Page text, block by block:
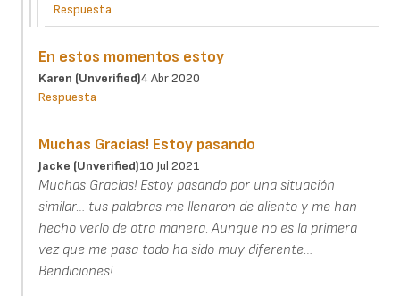
Respuesta
En estos momentos estoy
Karen (unverified)4 Abr 2020
Respuesta
Muchas Gracias! Estoy pasando
Jacke (unverified)10 Jul 2021
Muchas Gracias! Estoy pasando por una situación
similar… tus palabras me llenaron de aliento y me han
hecho verlo de otra manera. Aunque no es la primera
vez que me pasa todo ha sido muy diferente…
Bendiciones!